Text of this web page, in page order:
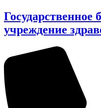
Государственное
учреждение